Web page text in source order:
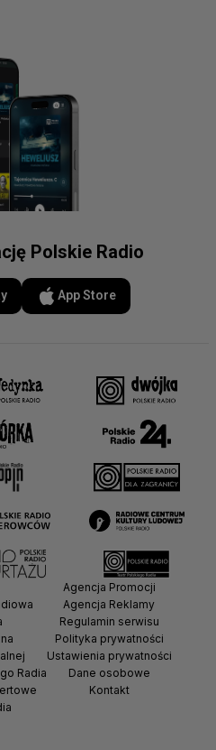
Polskie Radio
App Store
Radia
Agencja Promocji
Agencja Reklamy
Regulamin serwisu
Polityka prywatności
Ustawienia prywatności
Dane osobowe
Kontakt